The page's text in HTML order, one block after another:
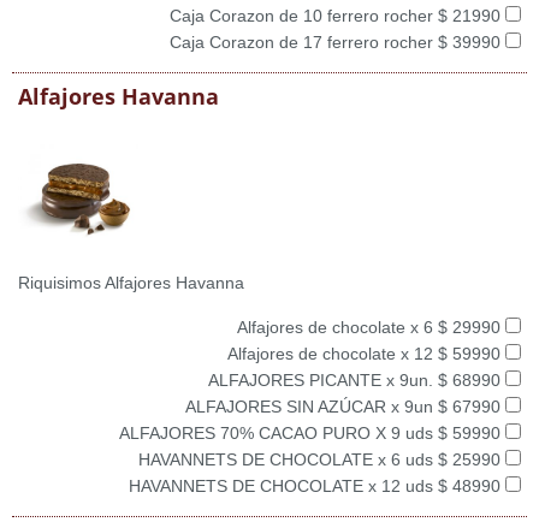
Caja Corazon de 10 ferrero rocher $ 21990
Caja Corazon de 17 ferrero rocher $ 39990
Alfajores Havanna
Riquisimos Alfajores Havanna
Alfajores de chocolate x 6 $ 29990
Alfajores de chocolate x 12 $ 59990
ALFAJORES PICANTE x 9un. $ 68990
ALFAJORES SIN AZÚCAR x 9un $ 67990
ALFAJORES 70% CACAO PURO X 9 uds $ 59990
HAVANNETS DE CHOCOLATE x 6 uds $ 25990
HAVANNETS DE CHOCOLATE x 12 uds $ 48990